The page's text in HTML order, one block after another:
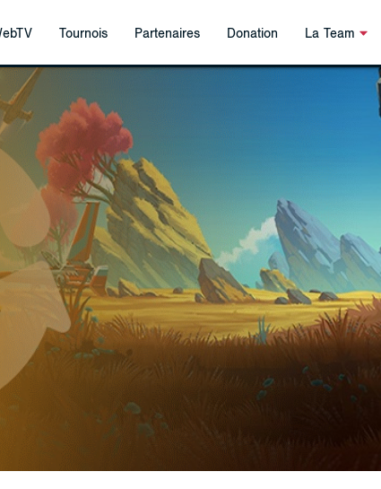
Tournois Partenaires Donation La Team